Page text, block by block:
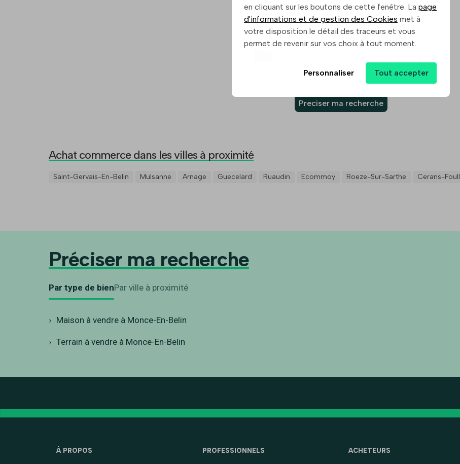
MONCE-EN-BELIN
À VENDRE UNIQUEMENT en agence chez Signature
Immobilier Le Mans Dans commune de 4000 habitants à
10 min du Mans. Murs commerciaux PMR de très bonne
qualité, construction récente, pour TOUS com ...
Preciser ma recherche
Achat commerce dans les villes à proximité
Saint-Gervais-En-Belin Mulsanne Arnage Guecelard Ruaudin Ecommoy Roeze-Sur-Sarthe Cerans-
Préciser ma recherche
Par type de bienPar ville à proximité
Maison à vendre à Monce-En-Belin
Terrain à vendre à Monce-En-Belin
À PROPOS PROFESSIONNELS ACHETEURS
en cliquant sur les boutons de cette fenêtre. La page
d'informations et de gestion des Cookies met à
votre disposition le détail des traceurs et vous
permet de revenir sur vos choix à tout moment.
Personnaliser Tout accepter